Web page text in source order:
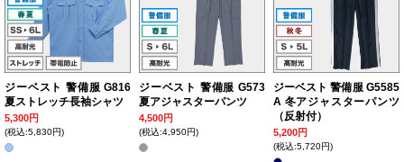
ジーベスト 警備服 G816
夏ストレッチ長袖シャツ
5,300円
(税込:5,830円)
ジーベスト 警備服 G573
夏アジャスターパンツ
4,500円
(税込:4,950円)
ジーベスト 警備服 G5585
A 冬アジャスターパンツ
（反射付）
5,200円
(税込:5,720円)